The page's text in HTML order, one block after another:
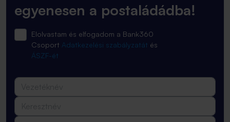
egyenesen a postaládádba!
Elolvastam és elfogadom a Bank360
Csoport Adatkezelési szabályzatát és
ÁSZF-ét